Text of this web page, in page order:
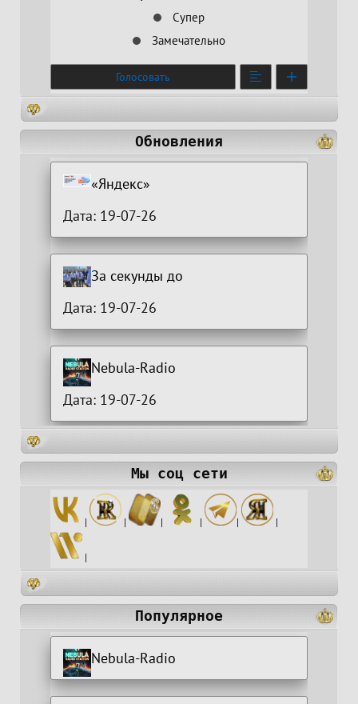
Супер
Замечательно
Голосовать
Обновления
«Яндекс»
Дата: 19-07-26
За секунды до
Дата: 19-07-26
Nebula-Radio
Дата: 19-07-26
Мы соц сети
| | | | | |
|
Популярное
Nebula-Radio